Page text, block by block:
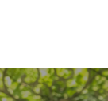
Beitrags-